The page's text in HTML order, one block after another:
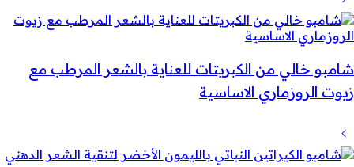
شامبو خالي من الكبريتات للعناية بالشعر المرطب مع
زيوت الروزماري الاساسية